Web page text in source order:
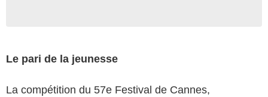
Le pari de la jeunesse
La compétition du 57e Festival de Cannes,